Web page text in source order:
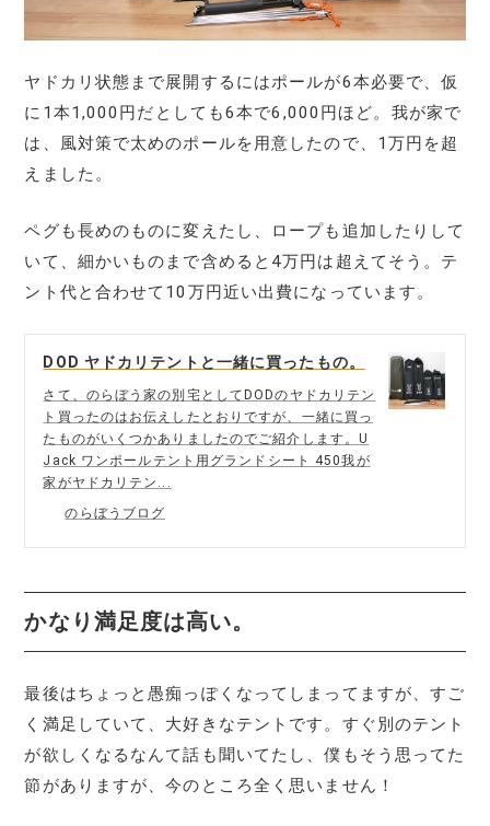
ヤドカリ状態まで展開するにはポールが6本必要で、仮
に1本1,000円だとしても6本で6,000円ほど。我が家で
は、風対策で太めのポールを用意したので、1万円を超
えました。
ペグも長めのものに変えたし、ロープも追加したりして
いて、細かいものまで含めると4万円は超えてそう。テ
ント代と合わせて10万円近い出費になっています。
DOD ヤドカリテントと一緒に買ったもの。
さて、のらぼう家の別宅としてDODのヤドカリテン
ト買ったのはお伝えしたとおりですが、一緒に買っ
たものがいくつかありましたのでご紹介します。U
Jack ワンポールテント用グランドシート 450我が
家がヤドカリテン...
のらぼうブログ
かなり満足度は高い。
最後はちょっと愚痴っぽくなってしまってますが、すご
く満足していて、大好きなテントです。すぐ別のテント
が欲しくなるなんて話も聞いてたし、僕もそう思ってた
節がありますが、今のところ全く思いません！